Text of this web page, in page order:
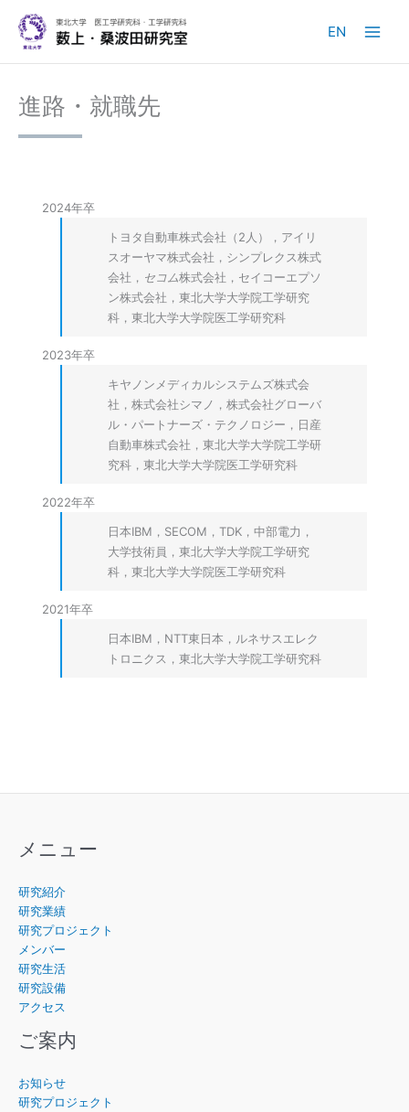
ス
EN
進路・就職先
2024年卒
トヨタ自動車株式会社（2人），アイリ
スオーヤマ株式会社，シンプレクス株式
会社， セコム株式会社，セイコーエプソ
ン株式会社，東北大学大学院工学研究
科，東北大学大学院医工学研究科
2023年卒
キヤノンメディカルシステムズ株式会
社，株式会社シマノ，株式会社グローバ
ル・パートナーズ・テクノロジー，日産
自動車株式会社，東北大学大学院工学研
究科，東北大学大学院医工学研究科
2022年卒
日本IBM，SECOM，TDK，中部電力，
大学技術員，東北大学大学院工学研究
科，東北大学大学院医工学研究科
2021年卒
日本IBM，NTT東日本，ルネサスエレク
トロニクス，東北大学大学院工学研究科
メニュー
研究紹介
研究業績
研究プロジェクト
メンバー
研究生活
研究設備
アクセス
ご案内
お知らせ
研究プロジェクト